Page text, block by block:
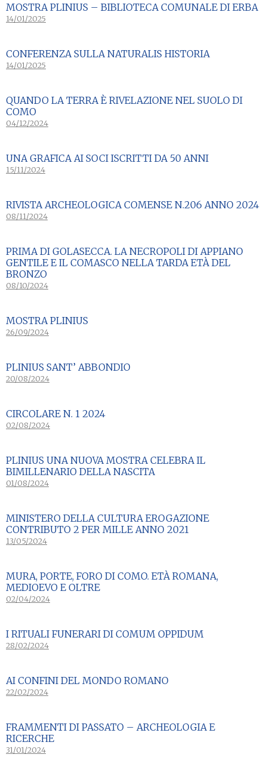
MOSTRA PLINIUS – BIBLIOTECA COMUNALE DI ERBA
14/01/2025
CONFERENZA SULLA NATURALIS HISTORIA
14/01/2025
QUANDO LA TERRA È RIVELAZIONE NEL SUOLO DI
COMO
04/12/2024
UNA GRAFICA AI SOCI ISCRITTI DA 50 ANNI
15/11/2024
RIVISTA ARCHEOLOGICA COMENSE N.206 ANNO 2024
08/11/2024
PRIMA DI GOLASECCA. LA NECROPOLI DI APPIANO
GENTILE E IL COMASCO NELLA TARDA ETÀ DEL
BRONZO
08/10/2024
MOSTRA PLINIUS
26/09/2024
PLINIUS SANT’ ABBONDIO
20/08/2024
CIRCOLARE N. 1 2024
02/08/2024
PLINIUS UNA NUOVA MOSTRA CELEBRA IL
BIMILLENARIO DELLA NASCITA
01/08/2024
MINISTERO DELLA CULTURA EROGAZIONE
CONTRIBUTO 2 PER MILLE ANNO 2021
13/05/2024
MURA, PORTE, FORO DI COMO. ETÀ ROMANA,
MEDIOEVO E OLTRE
02/04/2024
I RITUALI FUNERARI DI COMUM OPPIDUM
28/02/2024
AI CONFINI DEL MONDO ROMANO
22/02/2024
FRAMMENTI DI PASSATO – ARCHEOLOGIA E
RICERCHE
31/01/2024